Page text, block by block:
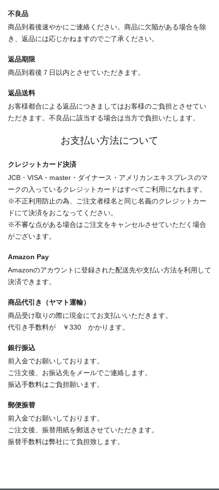
不良品
商品到着後速やかにご連絡ください。商品に欠陥がある場合を除
き、返品には応じかねますのでご了承ください。
返品期限
商品到着後７日以内とさせていただきます。
返品送料
お客様都合による返品につきましてはお客様のご負担とさせてい
ただきます。不良品に該当する場合は当方で負担いたします。
お支払い方法について
クレジットカード決済
JCB・VISA・master・ダイナース・アメリカンエキスプレスのマ
ークの入っているクレジットカードはすべてご利用になれます。
※不正利用防止の為、ご注文者様名と同じ名義のクレジットカー
ドにて決済をおこなってください。
※不審な点がある場合はご注文をキャンセルさせていただく場合
がございます。
Amazon Pay
Amazonのアカウントに登録された配送先や支払い方法を利用して
決済できます。
商品代引き（ヤマト運輸）
商品受け取りの際に現金にてお支払いいただきます。
代引き手数料が ￥330 かかります。
銀行振込
前入金でお願いしております。
ご注文後、お振込先をメールでご連絡します。
振込手数料はご負担願います。
郵便振替
前入金でお願いしております。
ご注文後、振替用紙を郵送させていただきます。
振替手数料は弊社にて負担致します。